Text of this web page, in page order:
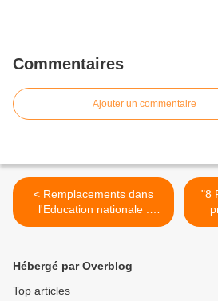
Commentaires
Ajouter un commentaire
< Remplacements dans
l'Education nationale :
Question à Luc Chatel et
avril 2011)
"8
Hébergé par Overblog
Top articles